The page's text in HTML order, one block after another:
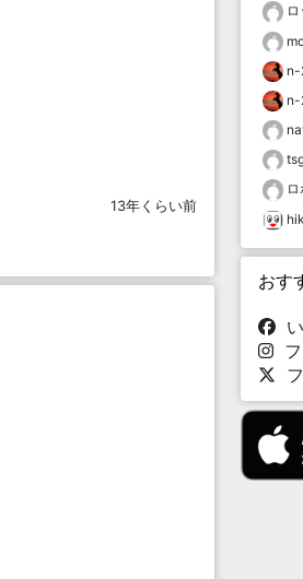
13年くらい前
n-
n-
おす